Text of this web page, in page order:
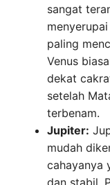
sangat
paling
Venus
dekat
setelah
terbenam.
Jupiter:
mudah
cahayanya